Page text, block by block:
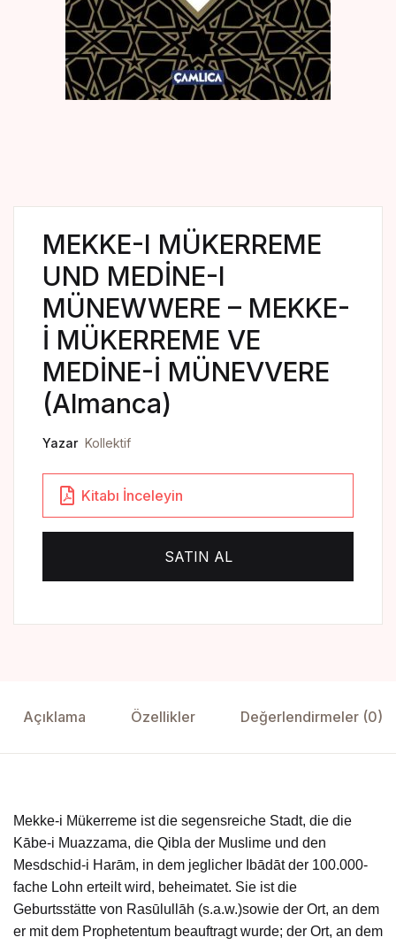
Tercüme Eserler
Süreli Yayınlar
Çamlıca Çocuk Dergisi
Çamlıca Kids Magazine
MEKKE-I MÜKERREME
UND MEDİNE-I
MÜNEWWERE – MEKKE-
İ MÜKERREME VE
MEDİNE-İ MÜNEVVERE
(Almanca)
Yazar Kollektif
Kitabı İnceleyin
SATIN AL
Açıklama Özellikler Değerlendirmeler (0)
Mekke-i Mükerreme ist die segensreiche Stadt, die die
Kābe-i Muazzama, die Qibla der Muslime und den
Mesdschid-i Harām, in dem jeglicher Ibādāt der 100.000-
fache Lohn erteilt wird, beheimatet. Sie ist die
Geburtsstätte von Rasūlullāh (s.a.w.)sowie der Ort, an dem
er mit dem Prophetentum beauftragt wurde; der Ort, an dem